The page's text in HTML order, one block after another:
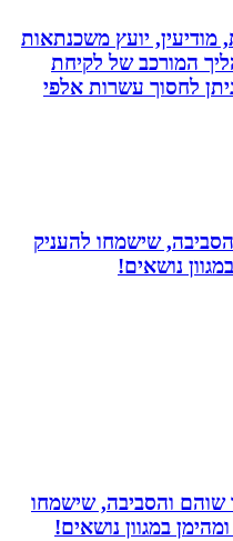
יועץ משכנתאות
המורכב של לקיחת
עשרות אלפי
שישמחו להעניק
נושאים!
והסביבה, שישמחו
במגוון נושאים!